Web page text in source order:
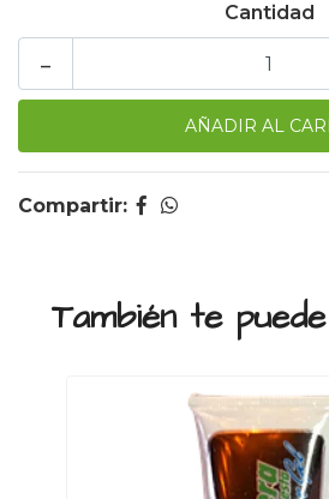
Cantidad
-
Compartir:
También te